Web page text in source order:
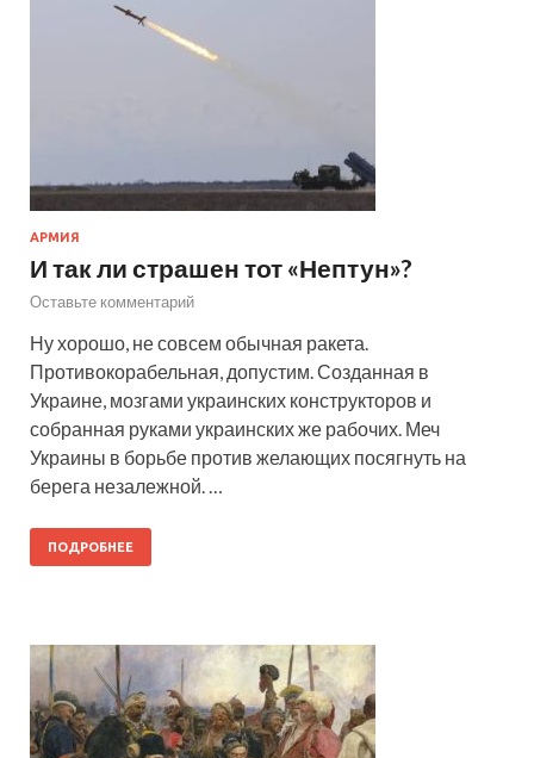
АРМИЯ
И так ли страшен тот «Нептун»?
Оставьте комментарий
Ну хорошо, не совсем обычная ракета.
Противокорабельная, допустим. Созданная в
Украине, мозгами украинских конструкторов и
собранная руками украинских же рабочих. Меч
Украины в борьбе против желающих посягнуть на
берега незалежной. …
ПОДРОБНЕЕ